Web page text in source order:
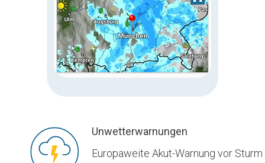
Unwetterwarnungen
Europaweite Akut-Warnung vor Sturm